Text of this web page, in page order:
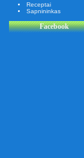
Receptai
Sapnininkas
Facebook